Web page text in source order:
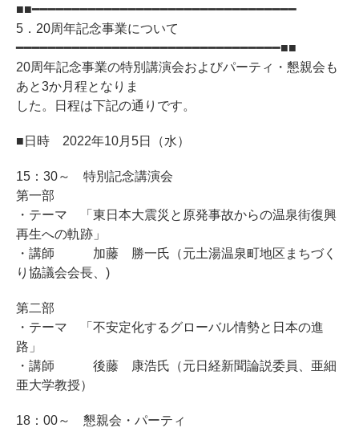
■■━━━━━━━━━━━━━━━━━━━━━━━━━━━━━━━━━
5．20周年記念事業について
━━━━━━━━━━━━━━━━━━━━━━━━━━━━━━━━━■■
20周年記念事業の特別講演会およびパーティ・懇親会も
あと3か月程となりま
した。日程は下記の通りです。
■日時 2022年10月5日（水）
15：30～ 特別記念講演会
第一部
・テーマ 「東日本大震災と原発事故からの温泉街復興
再生への軌跡」
・講師 加藤 勝一氏（元土湯温泉町地区まちづく
り協議会会長、)
第二部
・テーマ 「不安定化するグローバル情勢と日本の進
路」
・講師 後藤 康浩氏（元日経新聞論説委員、亜細
亜大学教授）
18：00～ 懇親会・パーティ